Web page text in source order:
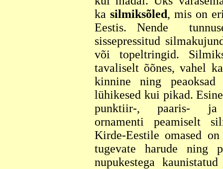
ka silmiksõled, mis on
Eestis. Nende
sissepressitud
või topeltringid.
tavaliselt õõnes, vahel
kinnine ning
lühikesed kui pikad.
punktiir-, paaris- ja
ornamenti peamiselt
Kirde-Eestile omased
tugevate harude ning
nupukestega